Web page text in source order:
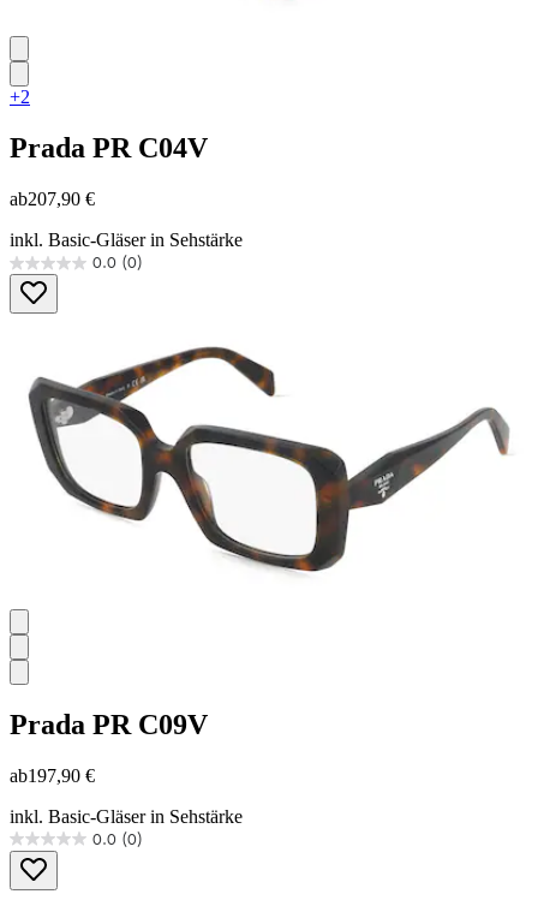
+2
Prada PR C04V
ab207,90 €
inkl. Basic-Gläser in Sehstärke
0.0 (0)
0.0
von
5
Prada PR C09V
ab197,90 €
inkl. Basic-Gläser in Sehstärke
0.0 (0)
0.0
von
5